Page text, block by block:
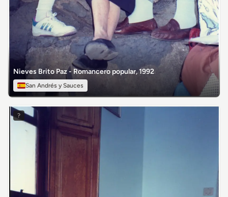
Nieves Brito Paz - Romancero popular, 1992
San Andrés y Sauces
?